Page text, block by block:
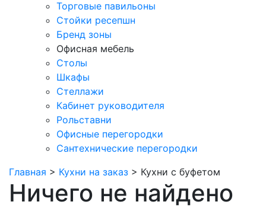
Торговые павильоны
Стойки ресепшн
Бренд зоны
Офисная мебель
Столы
Шкафы
Стеллажи
Кабинет руководителя
Рольставни
Офисные перегородки
Сантехнические перегородки
Главная > Кухни на заказ > Кухни с буфетом
Ничего не найдено